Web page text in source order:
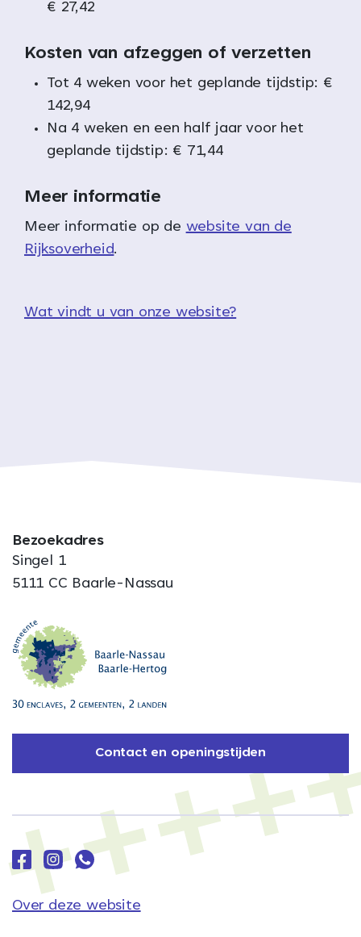
€ 27,42
Kosten van afzeggen of verzetten
Tot 4 weken voor het geplande tijdstip: €
142,94
Na 4 weken en een half jaar voor het
geplande tijdstip: € 71,44
Meer informatie
Meer informatie op de website van de
Rijksoverheid.
Wat vindt u van onze website?
Bezoekadres
Singel 1
5111 CC Baarle-Nassau
Contact en openingstijden
Over deze website